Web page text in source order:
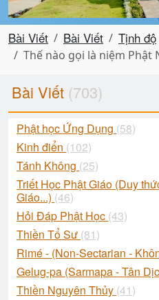
Bài Viết Bài Viết Tịnh độ
Thế nào gọi là niệm Phật
Bài Viết (703)
Phật học Ứng Dụng (58)
Kinh điển (102)
Tánh Không (25)
Triết Học Phật Giáo (Duy
Giáo...) (46)
Hỏi Đáp Phật Học (43)
Thiền Tổ Sư (81)
Rimé - (Non-Sectarian -
Gelug-pa (Sarmapa - Tân
Thiền Nguyên Thủy (41)